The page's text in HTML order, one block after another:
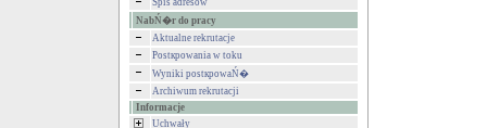
Spis adresów
NabŃ�r do pracy
Aktualne rekrutacje
Postкpowania w toku
Wyniki postкpowaŃ�
Archiwum rekrutacji
Informacje
Uchwały